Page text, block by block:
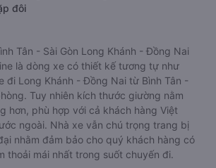
đôi
Tân - Sài Gòn Long Khánh - Đồng Nai
là dòng xe có thiết kế tương tự như
đi Long Khánh - Đồng Nai từ Bình Tân -
Tuy nhiên kích thước giường nằm
hơn, phù hợp với cả khách hàng Việt
ngoài. Nhà xe vẫn chú trọng trang bị
nhằm đảm bảo cho quý khách hàng có
thoải mái nhất trong suốt chuyến đi.